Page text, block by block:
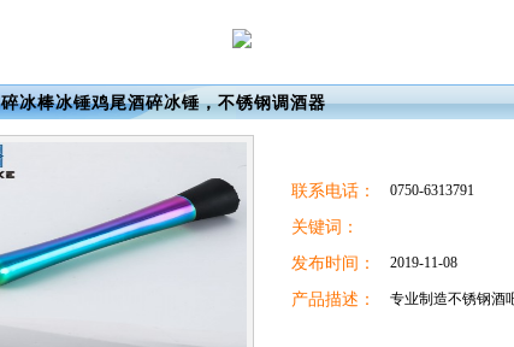
冰棒冰锤鸡尾酒碎冰锤，不锈钢调酒器
联系电话： 0750-6313791
关键词：
发布时间：
2019-11-08
产品描述： 专业制造不锈钢酒